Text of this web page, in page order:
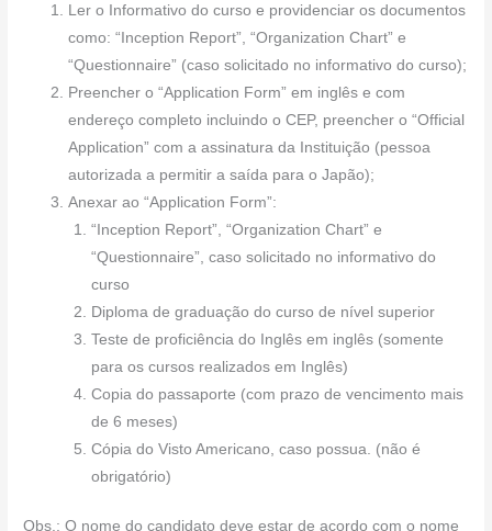
Ler o Informativo do curso e providenciar os documentos
como: “Inception Report”, “Organization Chart” e
“Questionnaire” (caso solicitado no informativo do curso);
Preencher o “Application Form” em inglês e com
endereço completo incluindo o CEP, preencher o “Official
Application” com a assinatura da Instituição (pessoa
autorizada a permitir a saída para o Japão);
Anexar ao “Application Form”:
“Inception Report”, “Organization Chart” e
“Questionnaire”, caso solicitado no informativo do
curso
Diploma de graduação do curso de nível superior
Teste de proficiência do Inglês em inglês (somente
para os cursos realizados em Inglês)
Copia do passaporte (com prazo de vencimento mais
de 6 meses)
Cópia do Visto Americano, caso possua. (não é
obrigatório)
Obs.: O nome do candidato deve estar de acordo com o nome